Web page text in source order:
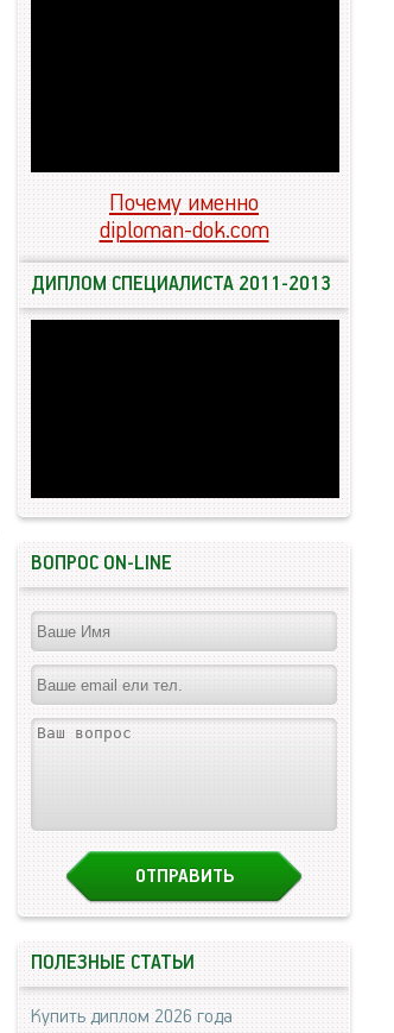
Почему именно
diploman-dok.com
ДИПЛОМ СПЕЦИАЛИСТА 2011-2013
ВОПРОС ON-LINE
ПОЛЕЗНЫЕ СТАТЬИ
Купить диплом 2026 года